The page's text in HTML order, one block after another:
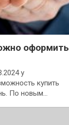
оформить
у
купить
По новым…